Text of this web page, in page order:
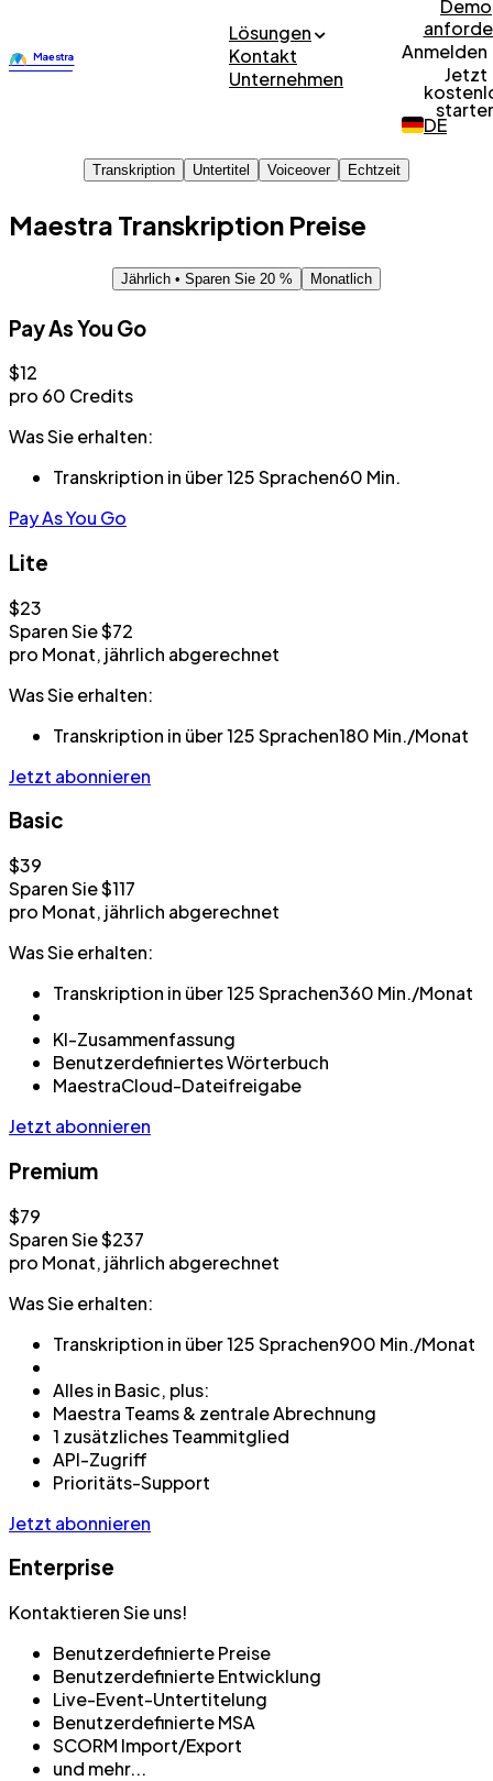
Lösungen
Kontakt
Unternehmen
Demo
Anmelden
Jetzt
DE
Transkription Untertitel Voiceover Echtzeit
Maestra Transkription Preise
Jährlich • Sparen Sie 20 % Monatlich
Pay As You Go
$12
pro 60 Credits
Was Sie erhalten:
Transkription in über 125 Sprachen60 Min.
Pay As You Go
Lite
$23
Sparen Sie $72
pro Monat, jährlich abgerechnet
Was Sie erhalten:
Transkription in über 125 Sprachen180 Min./Monat
Jetzt abonnieren
Basic
$39
Sparen Sie $117
pro Monat, jährlich abgerechnet
Was Sie erhalten:
Transkription in über 125 Sprachen360 Min./Monat
KI-Zusammenfassung
Benutzerdefiniertes Wörterbuch
MaestraCloud-Dateifreigabe
Jetzt abonnieren
Premium
$79
Sparen Sie $237
pro Monat, jährlich abgerechnet
Was Sie erhalten:
Transkription in über 125 Sprachen900 Min./Monat
Alles in Basic, plus:
Maestra Teams & zentrale Abrechnung
1 zusätzliches Teammitglied
API-Zugriff
Prioritäts-Support
Jetzt abonnieren
Enterprise
Kontaktieren Sie uns!
Benutzerdefinierte Preise
Benutzerdefinierte Entwicklung
Live-Event-Untertitelung
Benutzerdefinierte MSA
SCORM Import/Export
und mehr...